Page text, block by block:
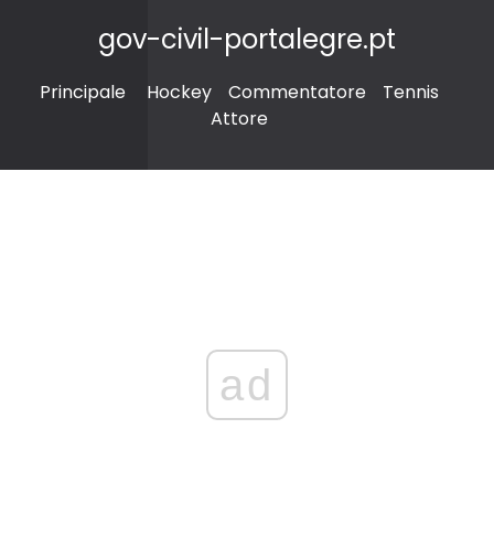
gov-civil-portalegre.pt
Principale Hockey Commentatore
Tennis
Attore
ad